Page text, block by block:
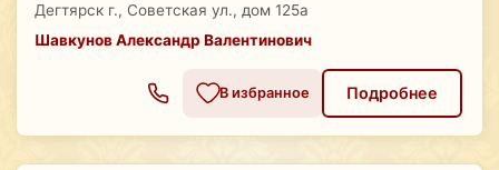
Дегтярск г., Советская ул., дом 125а
Шавкунов Александр Валентинович
В избранное Подробнее